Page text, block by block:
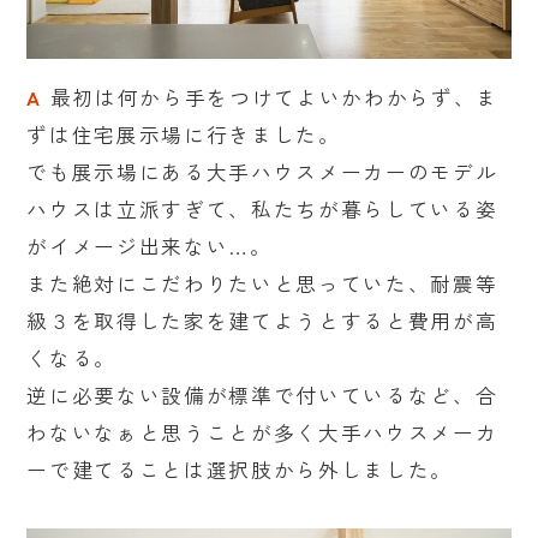
A 最初は何から手をつけてよいかわからず、ま
ずは住宅展示場に行きました。
でも展示場にある大手ハウスメーカーのモデル
ハウスは立派すぎて、私たちが暮らしている姿
がイメージ出来ない…。
また絶対にこだわりたいと思っていた、耐震等
級３を取得した家を建てようとすると費用が高
くなる。
逆に必要ない設備が標準で付いているなど、合
わないなぁと思うことが多く大手ハウスメーカ
ーで建てることは選択肢から外しました。